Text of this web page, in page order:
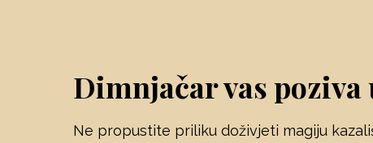
Dimnjačar vas
Ne propustite priliku doživjeti magiju